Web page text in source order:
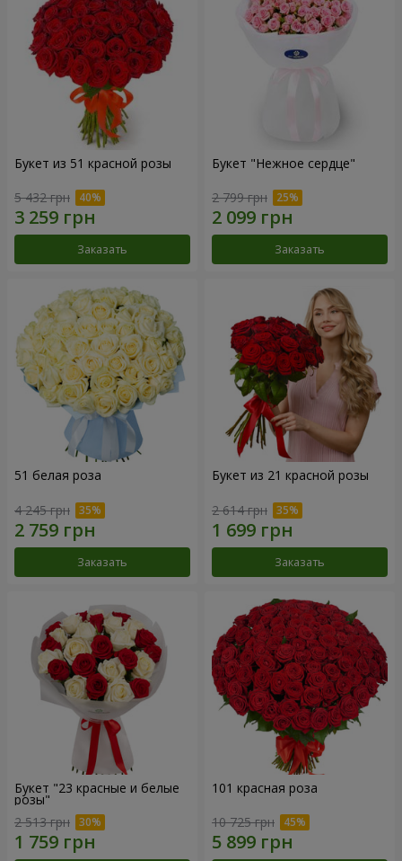
Букет из 51 красной розы
5 432 грн
Заказать
Букет "Нежное сердце"
2 799 грн
Заказать
51 белая роза
4 245 грн
Заказать
Букет из 21 красной розы
2 614 грн
Заказать
Букет "23 красные и белые
розы"
2 513 грн
101 красная роза
10 725 грн